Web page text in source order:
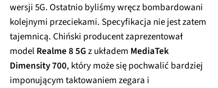
wersji 5G. Ostatnio byliśmy wręcz bombardowani
kolejnymi przeciekami. Specyfikacja nie jest zatem
tajemnicą. Chiński producent zaprezentował
model Realme 8 5Gz układem MediaTek
Dimensity 700, który może się pochwalić bardziej
imponującym taktowaniem zegara i